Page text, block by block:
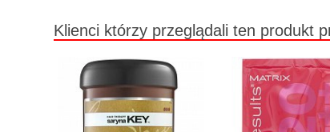
Klienci którzy przeglądali ten produkt